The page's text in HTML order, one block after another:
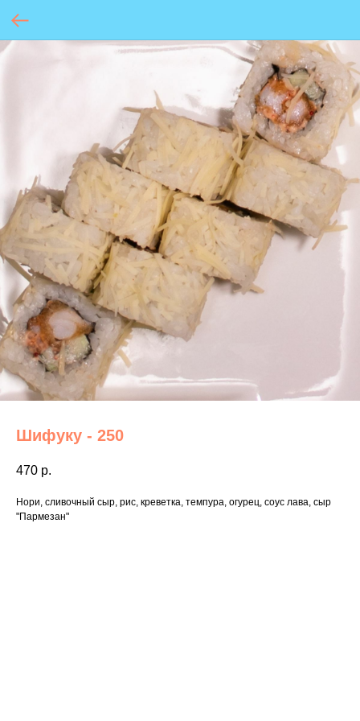
Шифуку - 250
470 р.
Нори, сливочный сыр, рис, креветка, темпура, огурец, соус лава, сыр
"Пармезан"